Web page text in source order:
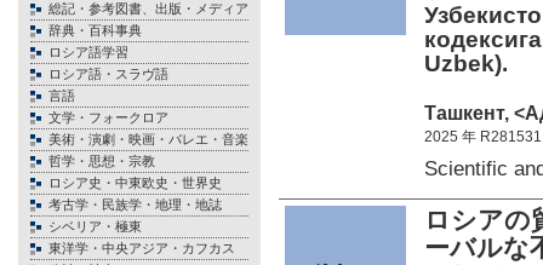
総記・参考図書、出版・メディア
辞典・百科事典
ロシア語学習
ロシア語・スラヴ語
言語
文学・フォークロア
美術・演劇・映画・バレエ・音楽
哲学・思想・宗教
ロシア史・中東欧史・世界史
考古学・民族学・地理・地誌
シベリア・極東
東洋学・中央アジア・カフカス
Uzbek).
Ташкент,
2025 年 R281531
Scientific
ロシア
ーバルな